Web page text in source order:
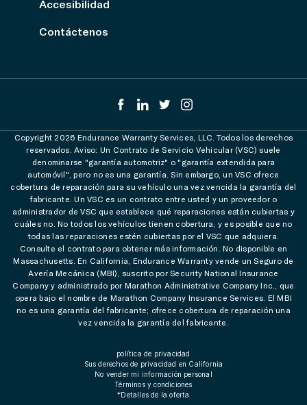
Accesibilidad
Contáctenos
Copyright 2026 Endurance Warranty Services, LLC. Todos los derechos
reservados. Aviso: Un Contrato de Servicio Vehicular (VSC) suele
denominarse "garantía automotriz" o "garantía extendida para
automóvil", pero no es una garantía. Sin embargo, un VSC ofrece
cobertura de reparación para su vehículo una vez vencida la garantía del
fabricante. Un VSC es un contrato entre usted y un proveedor o
administrador de VSC que establece qué reparaciones están cubiertas y
cuáles no. No todos los vehículos tienen cobertura, y es posible que no
todas las reparaciones estén cubiertas por el VSC que adquiera.
Consulte el contrato para obtener más información. No disponible en
Massachusetts. En California, Endurance Warranty vende un Seguro de
Avería Mecánica (MBI), suscrito por Security National Insurance
Company y administrado por Marathon Administrative Company Inc., que
opera bajo el nombre de Marathon Company Insurance Services. El MBI
no es una garantía del fabricante; ofrece cobertura de reparación una
vez vencida la garantía del fabricante.
política de privacidad
Sus derechos de privacidad en California
No vender mi información personal
Términos y condiciones
*Detalles de la oferta